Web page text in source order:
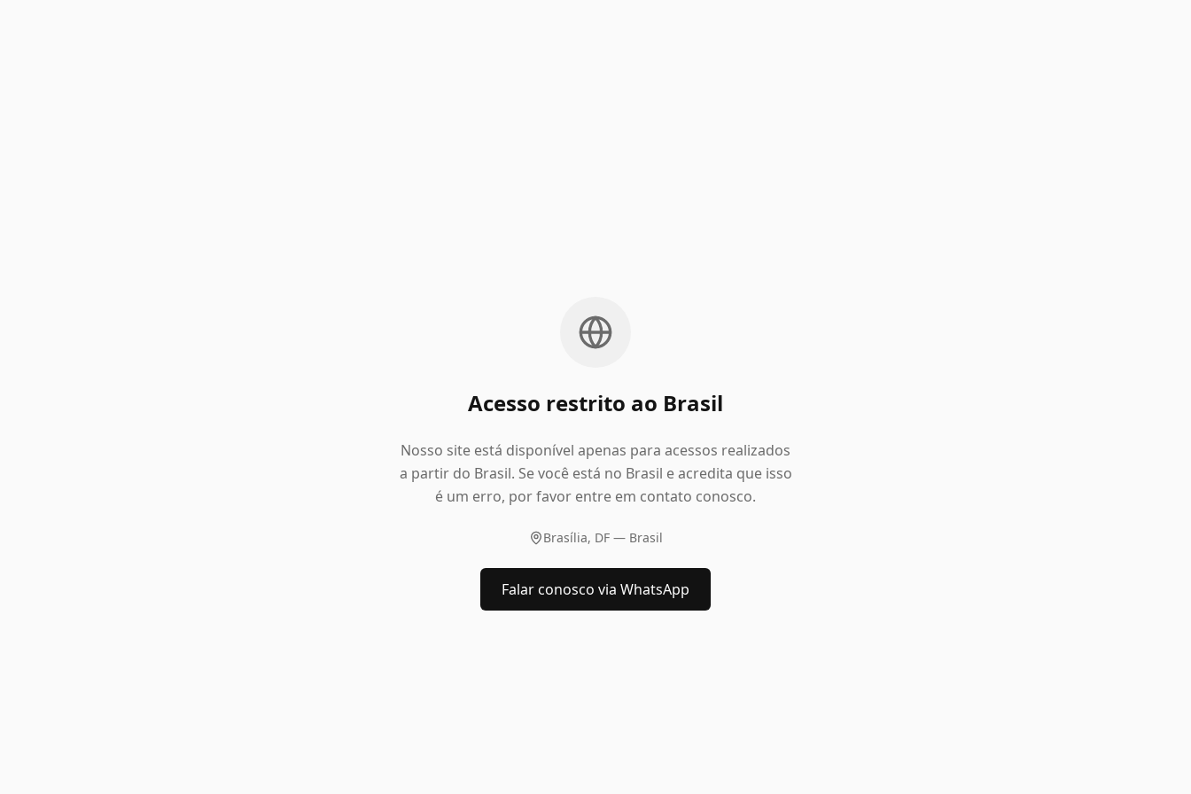
Acesso restrito ao Brasil
Nosso site está disponível apenas para acessos realizados
a partir do Brasil. Se você está no Brasil e acredita que isso
é um erro, por favor entre em contato conosco.
Brasília, DF — Brasil
Falar conosco via WhatsApp